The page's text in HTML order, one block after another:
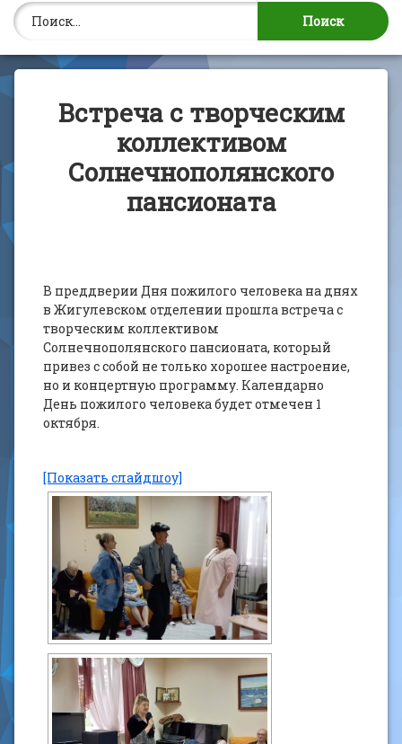
Найти:
Встреча с творческим
коллективом
Солнечнополянского
пансионата
В преддверии Дня пожилого человека на днях
в Жигулевском отделении прошла встреча с
творческим коллективом
Солнечнополянского пансионата, который
привез с собой не только хорошее настроение,
но и концертную программу. Календарно
День пожилого человека будет отмечен 1
октября.
[Показать слайдшоу]